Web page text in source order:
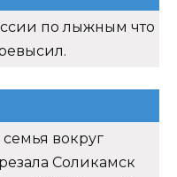
по лыжным что
вокруг
Соликамск